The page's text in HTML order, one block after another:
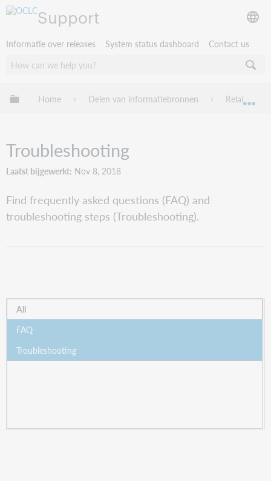
Support
Informatie over releases System status dashboard Contact us
Mondiale hiërarchie uitvouwen / samenvouwen
Home Delen van informatiebronnen Relais D2D
Troubleshooting
Laatst bijgewerkt Nov 8, 2018
Find frequently asked questions (FAQ) and
troubleshooting steps (Troubleshooting).
All
FAQ
Troubleshooting